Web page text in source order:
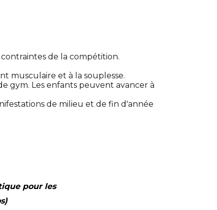
de la compétition.
musculaire et à la souplesse.
gym. Les enfants peuvent avancer à
de milieu et de fin d'année
pour les